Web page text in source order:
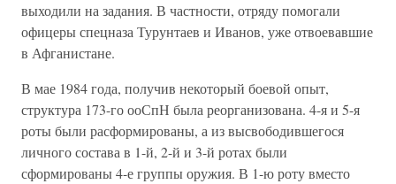
выходили на задания. В частности, отряду помогали
офицеры спецназа Турунтаев и Иванов, уже отвоевавшие
в Афганистане.
В мае 1984 года, получив некоторый боевой опыт,
структура 173-го ооСпН была реорганизована. 4-я и 5-я
роты были расформированы, а из высвободившегося
личного состава в 1-й, 2-й и 3-й ротах были
сформированы 4-е группы оружия. В 1-ю роту вместо